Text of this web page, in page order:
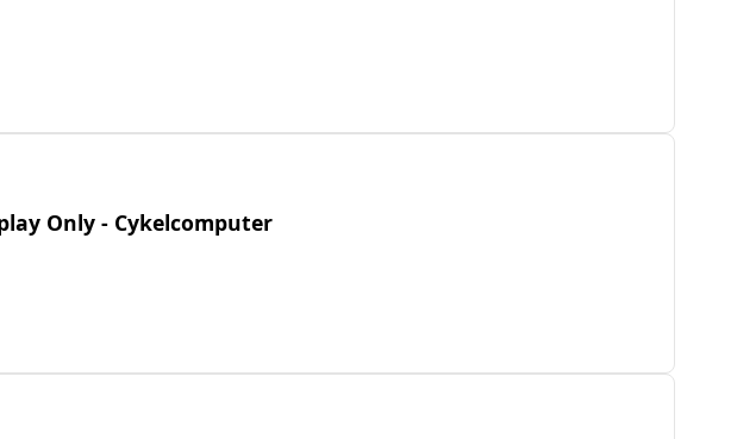
Only - Cykelcomputer